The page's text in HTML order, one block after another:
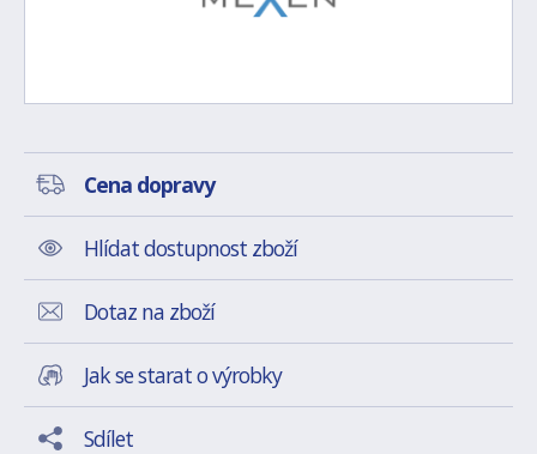
Cena dopravy
Hlídat dostupnost zboží
Dotaz na zboží
Jak se starat o výrobky
Sdílet